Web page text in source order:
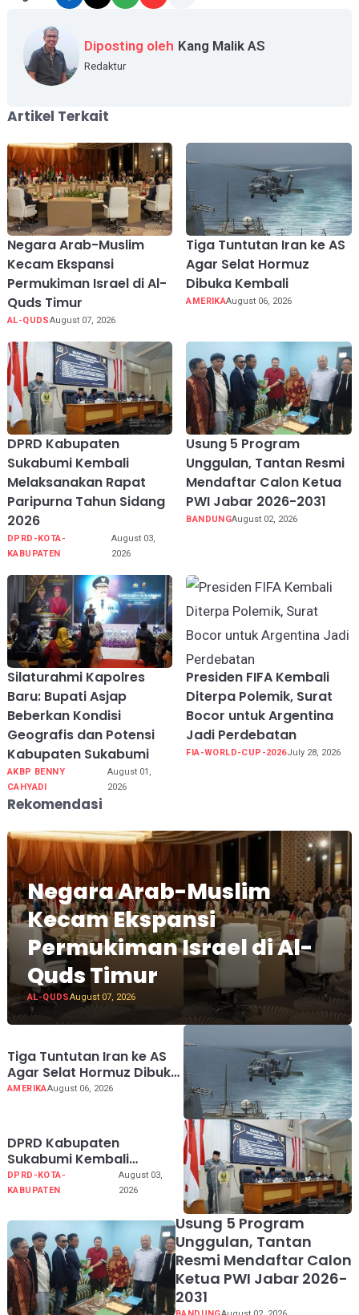
Diposting oleh Kang Malik AS
Redaktur
Artikel Terkait
Negara Arab-Muslim
Kecam Ekspansi
Permukiman Israel di Al-
Quds Timur
AL-QUDSAugust 07, 2026
Tiga Tuntutan Iran ke AS
Agar Selat Hormuz
Dibuka Kembali
AMERIKAAugust 06, 2026
DPRD Kabupaten
Sukabumi Kembali
Melaksanakan Rapat
Paripurna Tahun Sidang
2026
DPRD-KOTA-
KABUPATEN
August 03,
2026
Usung 5 Program
Unggulan, Tantan Resmi
Mendaftar Calon Ketua
PWI Jabar 2026-2031
BANDUNGAugust 02, 2026
Silaturahmi Kapolres
Baru: Bupati Asjap
Beberkan Kondisi
Geografis dan Potensi
Kabupaten Sukabumi
AKBP BENNY
CAHYADI
August 01,
2026
Presiden FIFA Kembali
Diterpa Polemik, Surat
Bocor untuk Argentina
Jadi Perdebatan
FIA-WORLD-CUP-2026July 28, 2026
Rekomendasi
Negara Arab-Muslim
Kecam Ekspansi
Permukiman Israel di Al-
Quds Timur
AL-QUDSAugust 07, 2026
Tiga Tuntutan Iran ke AS
Agar Selat Hormuz Dibuka
Kembali
AMERIKAAugust 06, 2026
DPRD Kabupaten
Sukabumi Kembali
Melaksanakan Rapat
Paripurna Tahun Sidang
DPRD-KOTA-
KABUPATEN
August 03,
2026
Usung 5 Program
Unggulan, Tantan
Resmi Mendaftar Calon
Ketua PWI Jabar 2026-
2031